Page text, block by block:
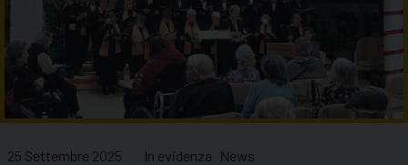
25 Settembre 2025 In evidenza News